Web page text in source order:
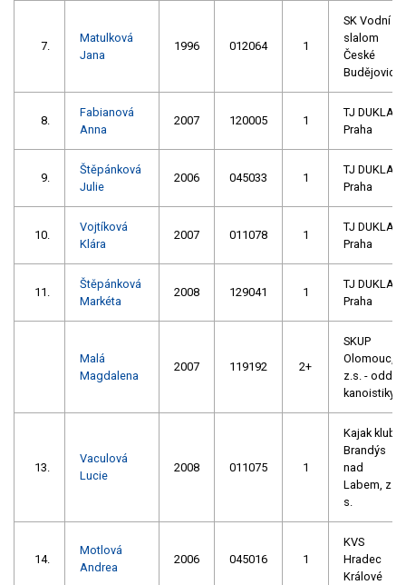
7.
Matulková
Jana
1996 012064 1
SK Vodní
slalom
České
Budějovice
8.
Fabianová
Anna
2007 120005 1
TJ DUKLA
Praha
9.
Štěpánková
Julie
2006 045033 1
TJ DUKLA
Praha
10.
Vojtíková
Klára
2007 011078 1
TJ DUKLA
Praha
11.
Štěpánková
Markéta
2008 129041 1
TJ DUKLA
Praha
Malá
Magdalena
2007 119192 2+
SKUP
Olomouc,
z.s. - oddíl
kanoistiky
13.
Vaculová
Lucie
2008 011075 1
Kajak klub
Brandýs
nad
Labem, z.
s.
14.
Motlová
Andrea
2006 045016 1
KVS
Hradec
Králové